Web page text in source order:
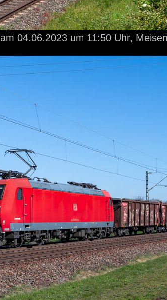
am 04.06.2023 um 11:50 Uhr,